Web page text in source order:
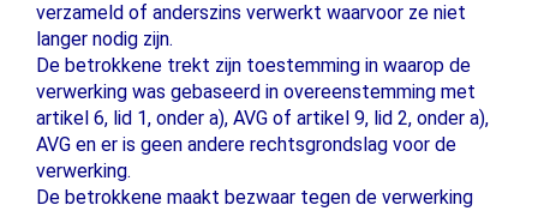
verzameld of anderszins verwerkt waarvoor ze niet
langer nodig zijn.
De betrokkene trekt zijn toestemming in waarop de
verwerking was gebaseerd in overeenstemming met
artikel 6, lid 1, onder a), AVG of artikel 9, lid 2, onder a),
AVG en er is geen andere rechtsgrondslag voor de
verwerking.
De betrokkene maakt bezwaar tegen de verwerking